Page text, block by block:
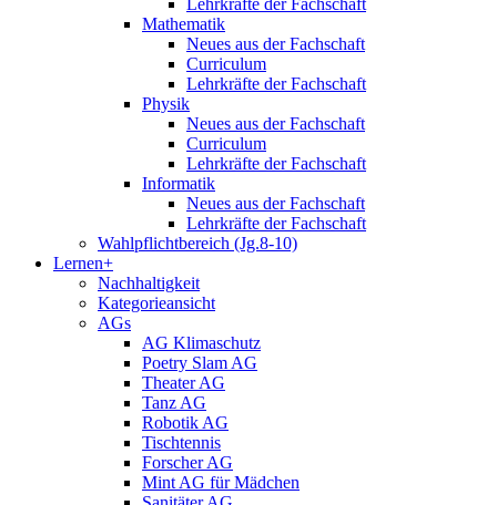
Lehrkräfte der Fachschaft
Mathematik
Neues aus der Fachschaft
Curriculum
Lehrkräfte der Fachschaft
Physik
Neues aus der Fachschaft
Curriculum
Lehrkräfte der Fachschaft
Informatik
Neues aus der Fachschaft
Lehrkräfte der Fachschaft
Wahlpflichtbereich (Jg.8-10)
Lernen+
Nachhaltigkeit
Kategorieansicht
AGs
AG Klimaschutz
Poetry Slam AG
Theater AG
Tanz AG
Robotik AG
Tischtennis
Forscher AG
Mint AG für Mädchen